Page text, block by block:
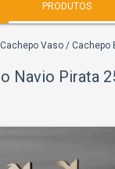
PRODUTOS
Cachepo Vaso / Cachepo
Navio Pirata